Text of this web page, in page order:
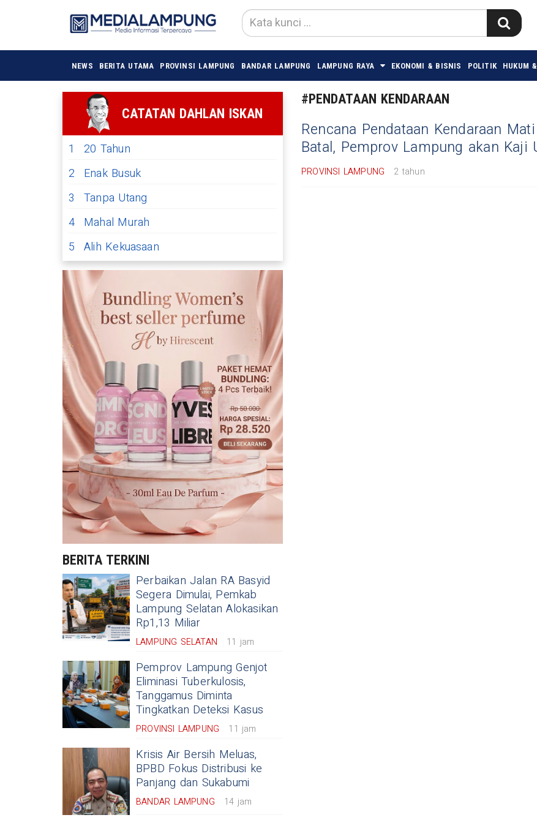
NEWS BERITA UTAMA PROVINSI LAMPUNG BANDAR LAMPUNG LAMPUNG RAYA EKONOMI & BISNIS POLITIK HUKUM
CATATAN DAHLAN ISKAN
1
20 Tahun
2
Enak Busuk
3
Tanpa Utang
4 Mahal Murah
5 Alih Kekuasaan
BERITA TERKINI
Perbaikan Jalan RA Basyid
Segera Dimulai, Pemkab
Lampung Selatan Alokasikan
Rp1,13 Miliar
LAMPUNG SELATAN 11 jam
Pemprov Lampung Genjot
Eliminasi Tuberkulosis,
Tanggamus Diminta
Tingkatkan Deteksi Kasus
PROVINSI LAMPUNG 11 jam
Krisis Air Bersih Meluas,
BPBD Fokus Distribusi ke
Panjang dan Sukabumi
BANDAR LAMPUNG 14 jam
#PENDATAAN KENDARAAN
Rencana Pendataan Kendaraan
Batal, Pemprov Lampung akan Kaji
PROVINSI LAMPUNG 2 tahun